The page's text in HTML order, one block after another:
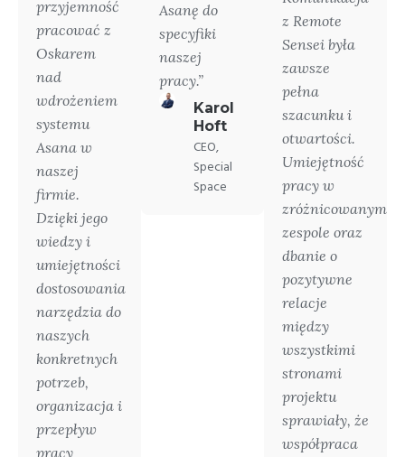
przyjemność
pracować z
Oskarem
nad
wdrożeniem
systemu
Asana w
naszej
firmie.
Dzięki jego
wiedzy i
umiejętności
dostosowania
narzędzia do
naszych
konkretnych
potrzeb,
organizacja i
przepływ
pracy
Asanę do
specyfiki
naszej
pracy.”
Karol
Hoft
CEO,
Special
Space
z Remote
Sensei była
zawsze
pełna
szacunku i
otwartości.
Umiejętność
pracy w
zróżnicowanym
zespole oraz
dbanie o
pozytywne
relacje
między
wszystkimi
stronami
projektu
sprawiały, że
współpraca